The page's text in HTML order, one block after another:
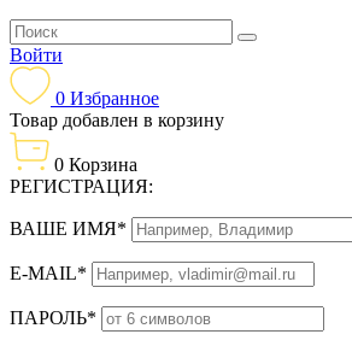
Войти
0 Избранное
Товар добавлен в корзину
0 Корзина
РЕГИСТРАЦИЯ:
ВАШЕ ИМЯ*
E-MAIL*
ПАРОЛЬ*